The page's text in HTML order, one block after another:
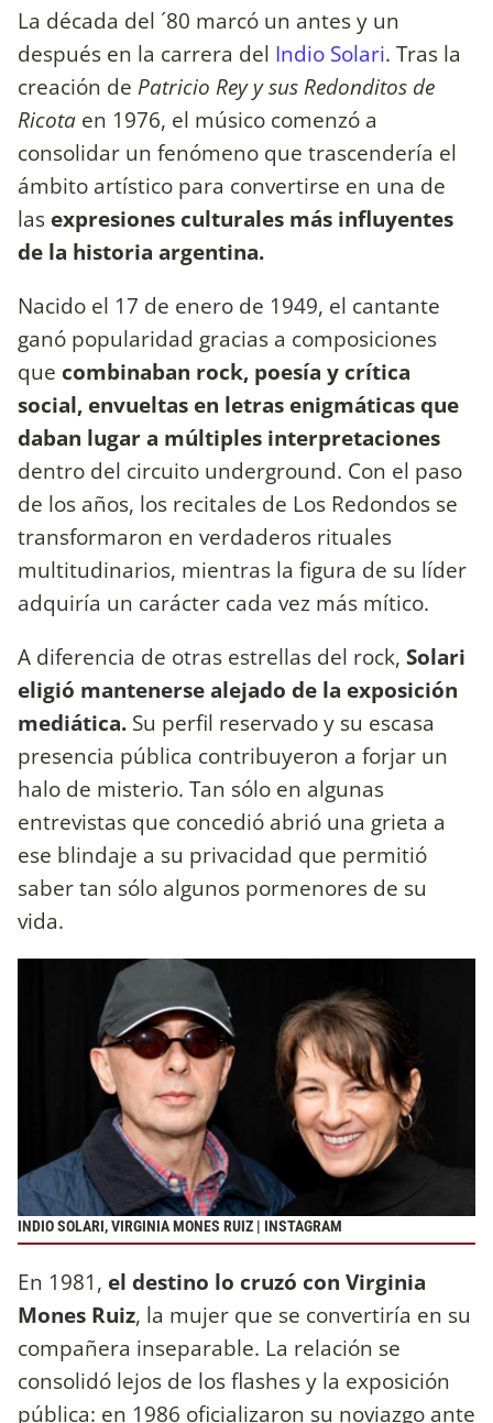
La década del ´80 marcó un antes y un
después en la carrera del Indio Solari. Tras la
creación de Patricio Rey y sus Redonditos de
Ricota en 1976, el músico comenzó a
consolidar un fenómeno que trascendería el
ámbito artístico para convertirse en una de
las expresiones culturales más influyentes
de la historia argentina.
Nacido el 17 de enero de 1949, el cantante
ganó popularidad gracias a composiciones
que combinaban rock, poesía y crítica
social, envueltas en letras enigmáticas que
daban lugar a múltiples interpretaciones
dentro del circuito underground. Con el paso
de los años, los recitales de Los Redondos se
transformaron en verdaderos rituales
multitudinarios, mientras la figura de su líder
adquiría un carácter cada vez más mítico.
A diferencia de otras estrellas del rock, Solari
eligió mantenerse alejado de la exposición
mediática. Su perfil reservado y su escasa
presencia pública contribuyeron a forjar un
halo de misterio. Tan sólo en algunas
entrevistas que concedió abrió una grieta a
ese blindaje a su privacidad que permitió
saber tan sólo algunos pormenores de su
vida.
INDIO SOLARI, VIRGINIA MONES RUIZ | INSTAGRAM
En 1981, el destino lo cruzó con Virginia
Mones Ruiz, la mujer que se convertiría en su
compañera inseparable. La relación se
consolidó lejos de los flashes y la exposición
pública: en 1986 oficializaron su noviazgo ante